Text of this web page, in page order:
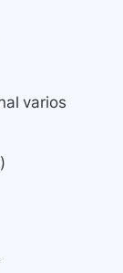
varios